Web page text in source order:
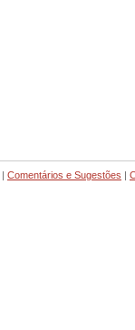
Comentários e Sugestões